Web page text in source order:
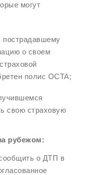
могут
пострадавшему
о своем
полис OCTA;
свою страховую
рубежом:
о ДТП в